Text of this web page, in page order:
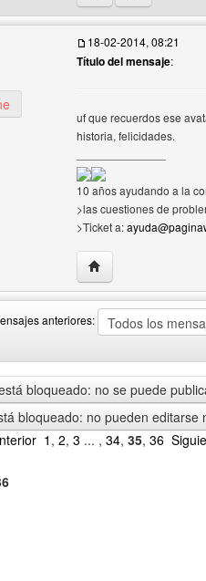
del usuario
18-02-2014, 08:21
Título del mensaje:
uf que recuerdos ese
historia, felicidades.
10 años ayudando a la
>las cuestiones de
>Ticket a:
Visitar sitio web del
anteriores:
bloqueado: no se puede
bloqueado: no pueden editarse
1 , 2, 3 ... , 34, 35, 36